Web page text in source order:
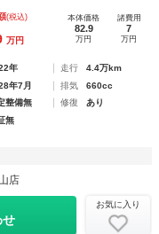
ＴＶ☆バックカメラ☆
インＥＴＣ☆前後ド
☆ＶＳＡ
(税込)
万円
本体価格
82.9
万円
諸費用
7
万円
年 走行
4.4万km
年7月 排気
660cc
整備無 修復
あり
無
店
せ
お気に入り